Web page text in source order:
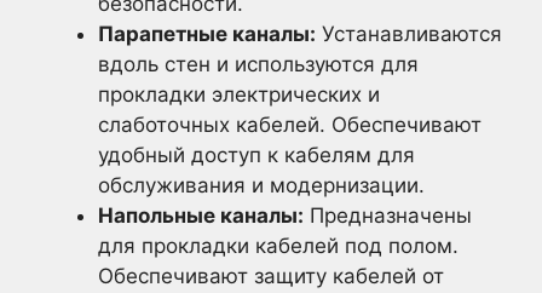
Парапетные каналы: Устанавливаются
вдоль стен и используются для
прокладки электрических и
слаботочных кабелей. Обеспечивают
удобный доступ к кабелям для
обслуживания и модернизации.
Напольные каналы: Предназначены
для прокладки кабелей под полом.
Обеспечивают защиту кабелей от